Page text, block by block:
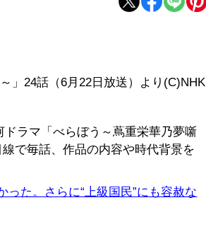
」24話（6月22日放送）より(C)NHK
ラマ「べらぼう～蔦重栄華乃夢噺
で毎話、作品の内容や時代背景を
た。さらに“上級国民”にも容赦な